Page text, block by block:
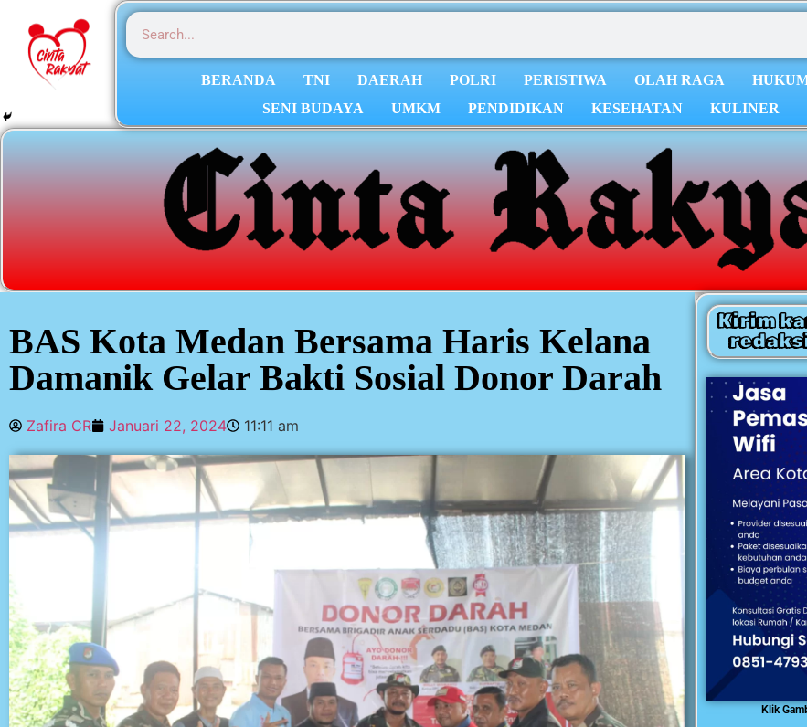
BERANDA TNI DAERAH POLRI PERISTIWA OLAH RAGA
SENI BUDAYA
UMKM PENDIDIKAN KESEHATAN KULINER
BAS Kota Medan Bersama Haris Kelana
Damanik Gelar Bakti Sosial Donor Darah
Zafira CR Januari 22, 2024 11:11 am
Kirim
Klik